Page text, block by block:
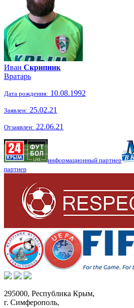
Иван Скрипник
Вратарь
Дата рождения: 10.08.1992
Заявлен: 25.02.21
Отзаявлен: 22.06.21
информационный партнер
партнер
295000, Республика Крым,
г. Симферополь,